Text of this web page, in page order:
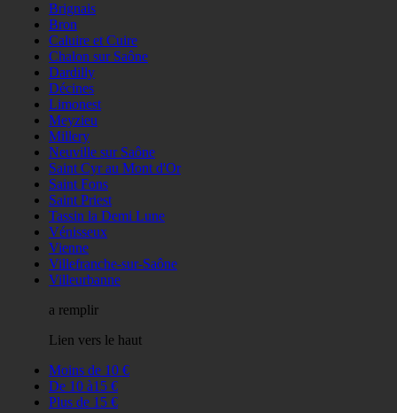
Brignais
Bron
Caluire et Cuire
Chalon sur Saône
Dardilly
Décines
Limonest
Meyzieu
Millery
Neuville sur Saône
Saint Cyr au Mont d'Or
Saint Fons
Saint Priest
Tassin la Demi Lune
Vénisseux
Vienne
Villefranche-sur-Saône
Villeurbanne
a remplir
Lien vers le haut
Moins de 10 €
De 10 à15 €
Plus de 15 €